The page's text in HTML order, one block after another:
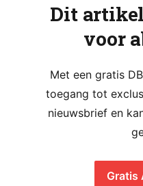
Dit
voor
Met een gratis
toegang tot
nieuwsbrief en
Gratis